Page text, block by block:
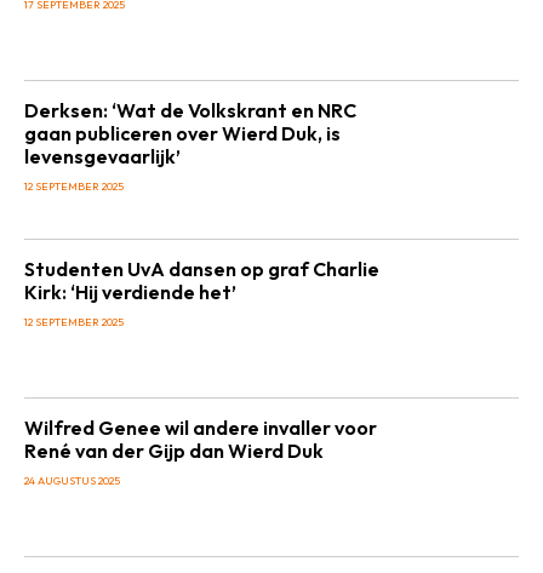
17 SEPTEMBER 2025
Derksen: ‘Wat de Volkskrant en NRC
gaan publiceren over Wierd Duk, is
levensgevaarlijk’
12 SEPTEMBER 2025
Studenten UvA dansen op graf Charlie
Kirk: ‘Hij verdiende het’
12 SEPTEMBER 2025
Wilfred Genee wil andere invaller voor
René van der Gijp dan Wierd Duk
24 AUGUSTUS 2025